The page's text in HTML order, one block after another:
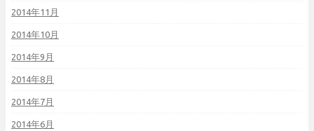
2014年11月
2014年10月
2014年9月
2014年8月
2014年7月
2014年6月